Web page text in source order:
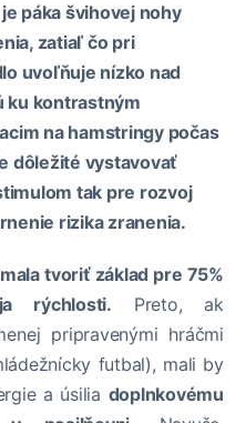
páka švihovej nohy
zatiaľ čo pri
uvoľňuje nízko nad
ku kontrastným
na hamstringy počas
dôležité vystavovať
tak pre rozvoj
rizika zranenia.
tvoriť základ pre 75%
rýchlosti. Preto, ak
pripravenými hráčmi
futbal), mali by
a úsilia doplnkovému